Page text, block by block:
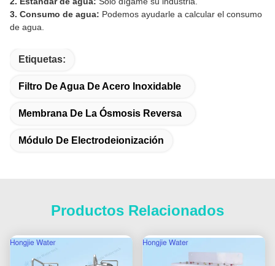
3. Consumo de agua: Podemos ayudarle a calcular el consumo
de agua.
Etiquetas:
Filtro De Agua De Acero Inoxidable
Membrana De La Ósmosis Reversa
Módulo De Electrodeionización
Productos Relacionados